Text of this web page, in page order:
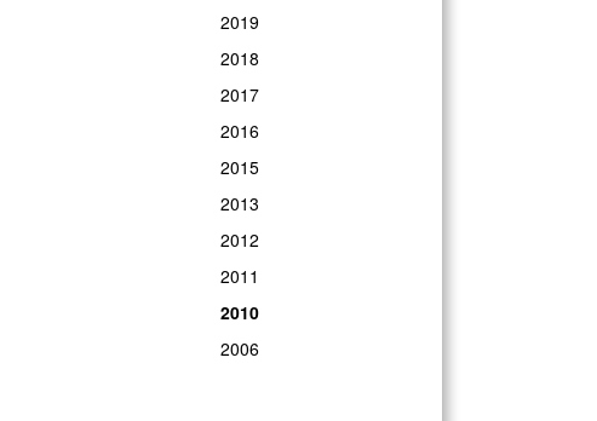
2019
2018
2017
2016
2015
2013
2012
2011
2010
2006